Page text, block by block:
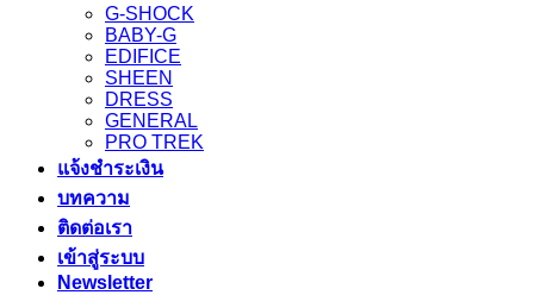
G-SHOCK
BABY-G
EDIFICE
SHEEN
DRESS
GENERAL
PRO TREK
แจ้งชำระเงิน
บทความ
ติดต่อเรา
เข้าสู่ระบบ
Newsletter